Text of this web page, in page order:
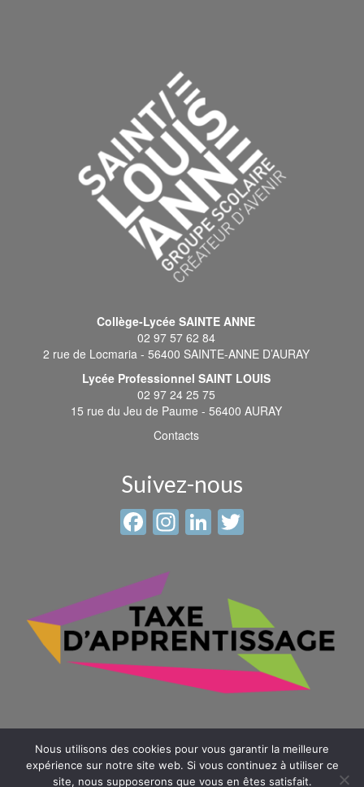
Collège-Lycée SAINTE ANNE
02 97 57 62 84
2 rue de Locmaria - 56400 SAINTE-ANNE D’AURAY
Lycée Professionnel SAINT LOUIS
02 97 24 25 75
15 rue du Jeu de Paume - 56400 AURAY
Contacts
Suivez-nous
Facebook
Instagram
LinkedIn
Nous utilisons des cookies pour vous garantir la meilleure
expérience sur notre site web. Si vous continuez à utiliser ce
site, nous supposerons que vous en êtes satisfait.